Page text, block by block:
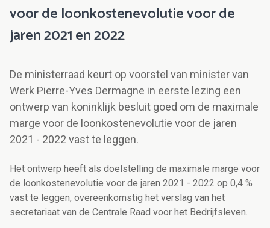
voor de loonkostenevolutie voor de
jaren 2021 en 2022
De ministerraad keurt op voorstel van minister van
Werk Pierre-Yves Dermagne in eerste lezing een
ontwerp van koninklijk besluit goed om de maximale
marge voor de loonkostenevolutie voor de jaren
2021 - 2022 vast te leggen.
Het ontwerp heeft als doelstelling de maximale marge voor
de loonkostenevolutie voor de jaren 2021 - 2022 op 0,4 %
vast te leggen, overeenkomstig het verslag van het
secretariaat van de Centrale Raad voor het Bedrijfsleven.